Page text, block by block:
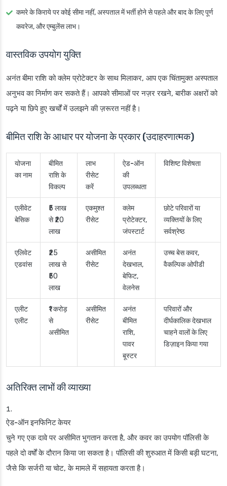
कमरे के किराये पर कोई सीमा नहीं, अस्पताल में भर्ती होने से पहले और बाद के लिए पूर्ण
कवरेज, और एम्बुलेंस लाभ।
वास्तविक उपयोग युक्ति
अनंत बीमा राशि को क्लेम प्रोटेक्टर के साथ मिलाकर, आप एक चिंतामुक्त अस्पताल
अनुभव का निर्माण कर सकते हैं। आपको सीमाओं पर नज़र रखने, बारीक अक्षरों को
पढ़ने या छिपे हुए खर्चों में उलझने की ज़रूरत नहीं है।
बीमित राशि के आधार पर योजना के प्रकार (उदाहरणात्मक)
योजना
का नाम
बीमित
राशि के
विकल्प
लाभ
रीसेट
करें
ऐड-ऑन
की
उपलब्धता
विशिष्ट विशेषता
एलीवेट
बेसिक
₹5 लाख
से ₹20
लाख
एकमुश्त
रीसेट
क्लेम
प्रोटेक्टर,
जंपस्टार्ट
छोटे परिवारों या
व्यक्तियों के लिए
सर्वश्रेष्ठ
एलिवेट
एडवांस
₹25
लाख से
₹50
लाख
असीमित
रीसेट
अनंत
देखभाल,
बेफिट,
वेलनेस
उच्च बेस कवर,
वैकल्पिक ओपीडी
एलीट
एलीट
₹1 करोड़
से
असीमित
असीमित
रीसेट
अनंत
बीमित
राशि,
पावर
बूस्टर
परिवारों और
दीर्घकालिक देखभाल
चाहने वालों के लिए
डिज़ाइन किया गया
अतिरिक्त लाभों की व्याख्या
ऐड-ऑन इनफिनिट केयर
चुने गए एक दावे पर असीमित भुगतान करता है, और कवर का उपयोग पॉलिसी के
पहले दो वर्षों के दौरान किया जा सकता है। पॉलिसी की शुरुआत में किसी बड़ी घटना,
जैसे कि सर्जरी या चोट, के मामले में सहायता करता है।